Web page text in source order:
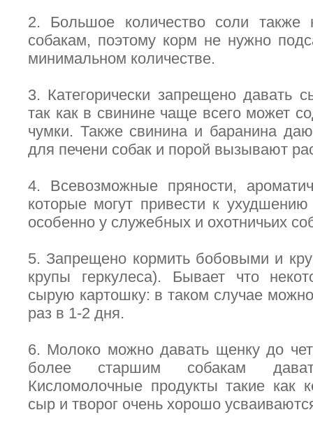
2. Большое количество соли также
собакам, поэтому корм не нужно
минимальном количестве.
3. Категорически запрещено давать
так как в свинине чаще всего может
чумки. Также свинина и баранина
для печени собак и порой вызывают
4. Всевозможные пряности,
которые могут привести к
особенно у служебных и охотничьих
5. Запрещено кормить бобовыми и
крупы геркулеса). Бывает что
сырую картошку: в таком случае
раз в 1-2 дня.
6. Молоко можно давать щенку до
более старшим собакам
Кисломолочные продукты такие как
сыр и творог очень хорошо